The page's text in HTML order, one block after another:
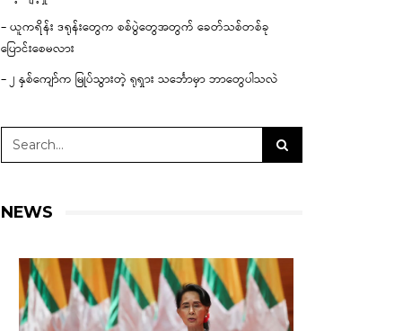
– ယူကရိန်း ဒရုန်းတွေက စစ်ပွဲတွေအတွက် ခေတ်သစ်တစ်ခု
ပြောင်းစေမလား
– ၂ နှစ်ကျော်က မြုပ်သွားတဲ့ ရုရှား သင်္ဘောမှာ ဘာတွေပါသလဲ
NEWS